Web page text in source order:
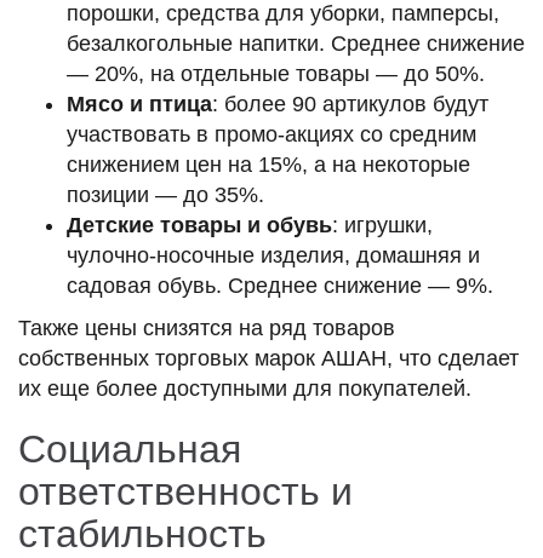
порошки, средства для уборки, памперсы,
безалкогольные напитки. Среднее снижение
— 20%, на отдельные товары — до 50%.
Мясо и птица: более 90 артикулов будут
участвовать в промо-акциях со средним
снижением цен на 15%, а на некоторые
позиции — до 35%.
Детские товары и обувь: игрушки,
чулочно-носочные изделия, домашняя и
садовая обувь. Среднее снижение — 9%.
Также цены снизятся на ряд товаров
собственных торговых марок АШАН, что сделает
их еще более доступными для покупателей.
Социальная
ответственность и
стабильность